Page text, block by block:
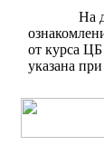
На
от курса ЦБ
указана